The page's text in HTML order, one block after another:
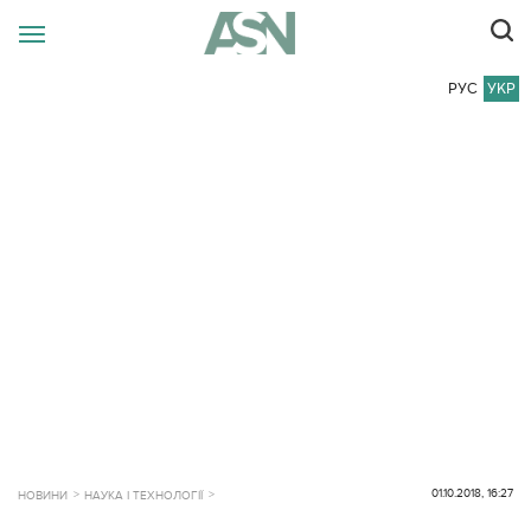
РУС УКР
НОВИНИ НАУКА І ТЕХНОЛОГІЇ 01.10.2018, 16:27